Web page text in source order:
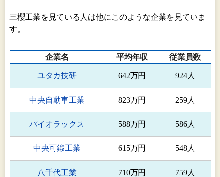
サンオー UK マニュファクチ
ガイガー オートモーティブ
ガイガー オートモーティブ
自動車部品事業
ス)EURL
自動車部品事業
サンオー マジャール kft. 自動車部品事業
三櫻工業を見ている人は他にこのような企業を見ていま
す。
企業名 平均年収 従業員数
ユタカ技研 642万円 924人
中央自動車工業 823万円 259人
パイオラックス 588万円 586人
中央可鍛工業 615万円 548人
八千代工業 710万円 759人